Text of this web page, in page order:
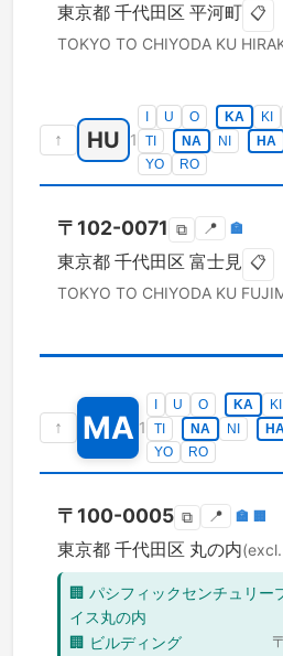
東京都 千代田区 平河町 📋
TOKYO TO CHIYODA KU
↑ HU 1
U O KA KI
TI
NA NI HA
YO
RO
〒 102-0071 ⧉ 📍 🏣
東京都 千代田区 富士見 📋
TOKYO TO CHIYODA KU
↑ MA 1
U O KA KI
TI
NA NI
YO
RO
〒 100-0005 ⧉ 📍 🏣 🏢
東京都 千代田区 丸の内
🏢 パシフィックセンチュリー
イス丸の内
🏢 ビルディング 〒